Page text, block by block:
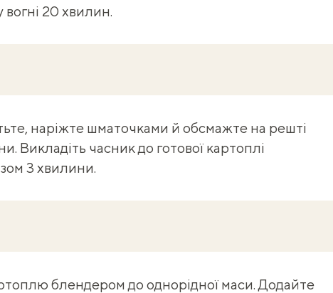
20 хвилин.
наріжте шматочками й обсмажте на решті
Викладіть часник до готової картоплі
3 хвилини.
блендером до однорідної маси. Додайте